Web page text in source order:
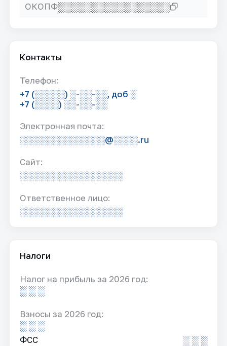
ОКОПФ░░░░░░░░░░░░░░░░░
Контакты
Телефон:
+7 (░░░░░) ░-░░-░░, доб ░
+7 (░░░░) ░░-░░-░░
Электронная почта:
░░░░░░░░░░░░░░@░░░░.ru
Сайт:
░░░░░░░░░░░░░░░░░
Ответственное лицо:
░░░░░░░░░░░░░░░░░
Налоги
Налог на прибыль за 2026 год:
░ ░ ░
Взносы за 2026 год:
░ ░ ░
ФСС ░ ░ ░